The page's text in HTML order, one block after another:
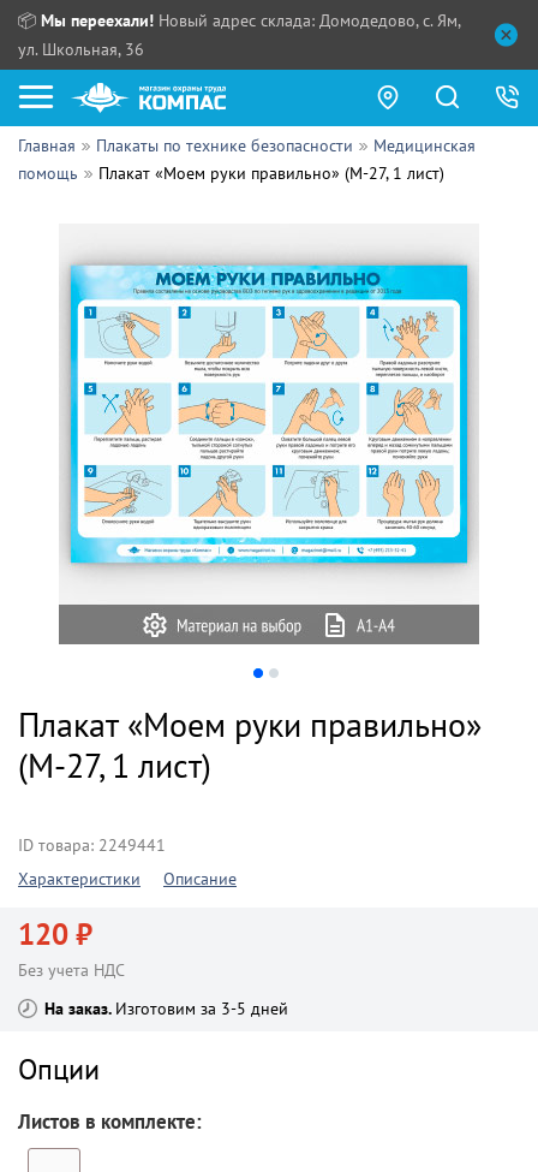
📦 Мы переехали! Новый адрес склада: Домодедово, с. Ям,
ул. Школьная, 36
Как купить?
Сотрудничество
Партнерам
Поставщикам
Обзоры
Контакты
ПН - ЧТ:
СБ, ВС:
Выдача продукции:
Главная Плакаты по технике безопасности
Медицинская
помощь
Плакат «Моем руки правильно» (М-27, 1 лист)
Плакат «Моем руки правильно»
(М-27, 1 лист)
ID товара: 2249441
Характеристики
Описание
120 ₽
Без учета НДС
На заказ Изготовим за 3-5 дней
Опции
Листов в комплекте: